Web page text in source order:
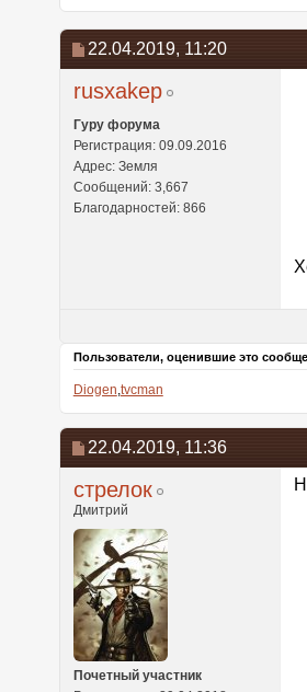
22.04.2019, 11:20
rusxakep
Гуру форума
Регистрация: 09.09.2016
Адрес: Земля
Сообщений: 3,667
Благодарностей: 866
Пользователи, оценившие это
Diogen,tvcman
22.04.2019, 11:36
стрелок
Дмитрий
Почетный участник